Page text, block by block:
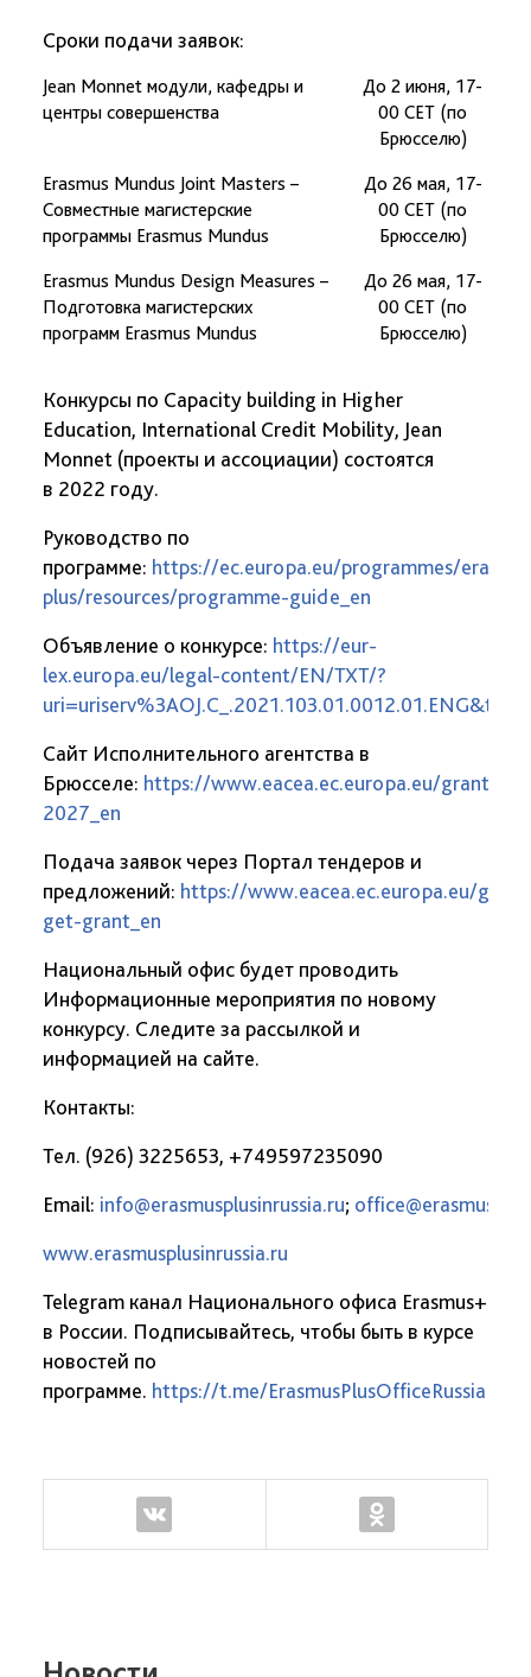
Сроки подачи заявок:
Jean Monnet модули, кафедры и
центры совершенства
До 2 июня, 17-
00 CET (по
Брюсселю)
Erasmus Mundus Joint Masters –
Совместные магистерские
программы Erasmus Mundus
До 26 мая, 17-
00 CET (по
Брюсселю)
Erasmus Mundus Design Measures –
Подготовка магистерских
программ Erasmus Mundus
До 26 мая, 17-
00 CET (по
Брюсселю)
Конкурсы по Capacity building in Higher
Education, International Credit Mobility, Jean
Monnet (проекты и ассоциации) состоятся
в 2022 году.
Руководство по
программе: https://ec.europa.eu/programmes/
plus/resources/programme-guide_en
Объявление о конкурсе: https://eur-
lex.europa.eu/legal-content/EN/TXT/?
Сайт Исполнительного агентства в
Брюсселе: https://www.eacea.ec.europa.eu/grants/
2027_en
Подача заявок через Портал тендеров и
предложений: https://www.eacea.ec.europa.eu/
get-grant_en
Национальный офис будет проводить
Информационные мероприятия по новому
конкурсу. Следите за рассылкой и
информацией на сайте.
Контакты:
Тел. (926) 3225653, +749597235090
Email: info@erasmusplusinrussia.ru;
www.erasmusplusinrussia.ru
Telegram канал Национального офиса Erasmus+
в России. Подписывайтесь, чтобы быть в курсе
новостей по
программе. https://t.me/ErasmusPlusOfficeRussia